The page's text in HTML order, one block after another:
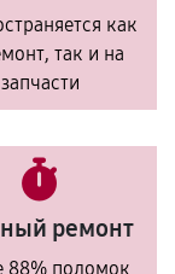
как
так и на
запчасти
ремонт
88% поломок